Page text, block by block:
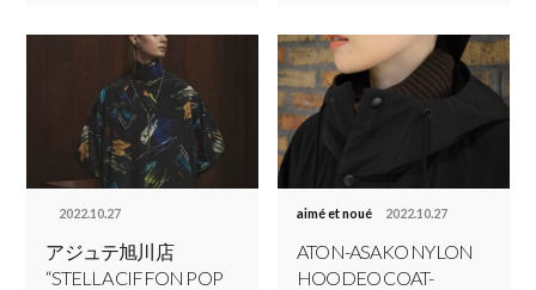
2022.10.27
アジュテ旭川店
“STELLA CIFFON POP
aimé et noué 2022.10.27
ATON-ASAKO NYLON
HOODEO COAT-